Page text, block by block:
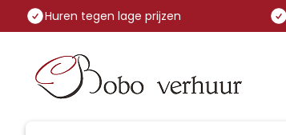
Huren tegen lage prijzen